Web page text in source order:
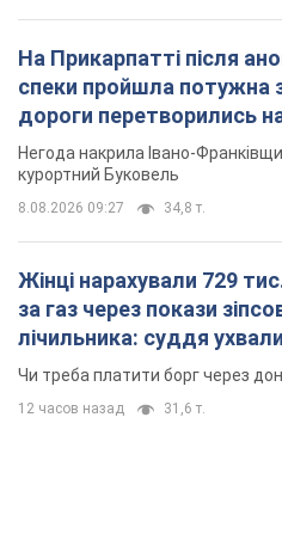
Жінці нарахували 729 тис.
за газ через покази
лічильника: суддя
неочікуване рішення
12 часов назад 31,6 т.